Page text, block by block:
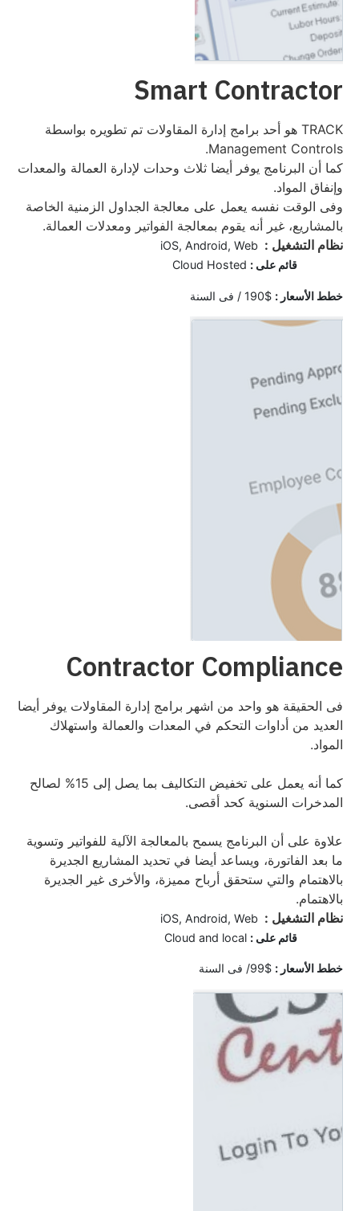
Smart Contractor
TRACK هو أحد برامج إدارة المقاولات تم تطويره بواسطة
Management Controls.
كما أن البرنامج يوفر أيضا ثلاث وحدات لإدارة العمالة والمعدات
وإنفاق المواد.
وفى الوقت نفسه يعمل على معالجة الجداول الزمنية الخاصة
بالمشاريع، غير أنه يقوم بمعالجة الفواتير ومعدلات العمالة.
نظام التشغيل :
iOS, Android, Web
قائم على : Cloud Hosted
خطط الأسعار : $190 / فى السنة
Contractor Compliance
فى الحقيقة هو واحد من اشهر برامج إدارة المقاولات يوفر أيضا
العديد من أداوات التحكم في المعدات والعمالة واستهلاك
المواد.
كما أنه يعمل على تخفيض التكاليف بما يصل إلى 15% لصالح
المدخرات السنوية كحد أقصى.
علاوة على أن البرنامج يسمح بالمعالجة الآلية للفواتير وتسوية
ما بعد الفاتورة، ويساعد أيضا في تحديد المشاريع الجديرة
بالاهتمام والتي ستحقق أرباح مميزة، والأخرى غير الجديرة
بالاهتمام.
نظام التشغيل :
iOS, Android, Web
قائم على :Cloud and local
خطط الأسعار : $99 / فى السنة